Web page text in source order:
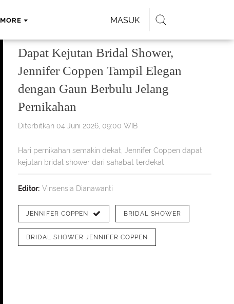
MORE MASUK
Dapat Kejutan Bridal Shower,
Jennifer Coppen Tampil Elegan
dengan Gaun Berbulu Jelang
Pernikahan
Diterbitkan 04 Juni 2026, 09:00 WIB
Hari pernikahan semakin dekat, Jennifer Coppen dapat
kejutan bridal shower dari sahabat terdekat
Editor: Vinsensia Dianawanti
JENNIFER COPPEN BRIDAL SHOWER
BRIDAL SHOWER JENNIFER COPPEN